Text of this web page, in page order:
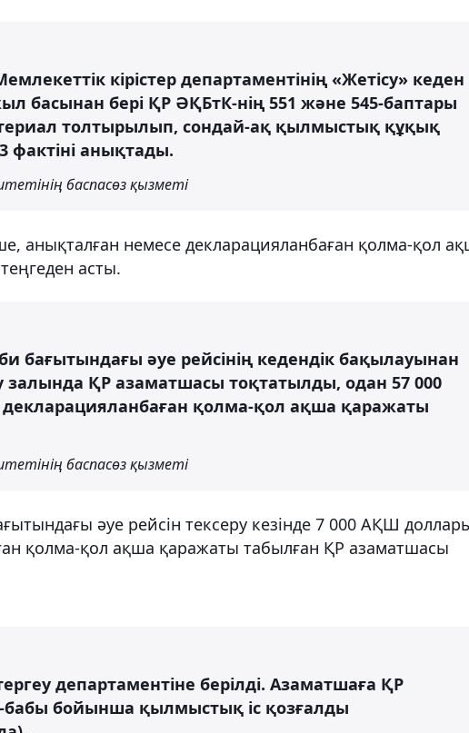
кірістер департаментінің «Жетісу» кеден
басынан бері ҚР ӘҚБтК-нің 551 және 545-баптары
толтырылып, сондай-ақ қылмыстық құқық
фактіні анықтады.
баспасөз қызметі
анықталған немесе декларацияланбаған қолма-қол
асты.
бағытындағы әуе рейсінің кедендік бақылауынан
ҚР азаматшасы тоқтатылды, одан 57 000
қолма-қол ақша қаражаты
баспасөз қызметі
әуе рейсін тексеру кезінде 7 000 АҚШ
қолма-қол ақша қаражаты табылған ҚР азаматшасы
департаментіне берілді. Азаматшаға ҚР
бабы бойынша қылмыстық іс қозғалды